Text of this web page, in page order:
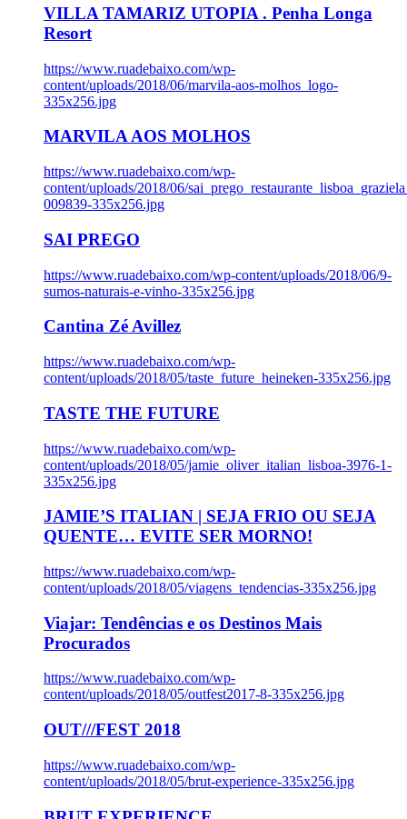
VILLA TAMARIZ UTOPIA . Penha Longa
Resort
https://www.ruadebaixo.com/wp-
content/uploads/2018/06/marvila-aos-molhos_logo-
335x256.jpg
MARVILA AOS MOLHOS
https://www.ruadebaixo.com/wp-
content/uploads/2018/06/
009839-335x256.jpg
SAI PREGO
https://www.ruadebaixo.com/wp-content/uploads/2018/06/9-
sumos-naturais-e-vinho-335x256.jpg
Cantina Zé Avillez
https://www.ruadebaixo.com/wp-
content/uploads/2018/05/taste_future_heineken-335x256.jpg
TASTE THE FUTURE
https://www.ruadebaixo.com/wp-
content/uploads/2018/05/jamie_oliver_italian_lisboa-3976-1-
335x256.jpg
JAMIE’S ITALIAN | SEJA FRIO OU SEJA
QUENTE… EVITE SER MORNO!
https://www.ruadebaixo.com/wp-
content/uploads/2018/05/viagens_tendencias-335x256.jpg
Viajar: Tendências e os Destinos Mais
Procurados
https://www.ruadebaixo.com/wp-
content/uploads/2018/05/outfest2017-8-335x256.jpg
OUT///FEST 2018
https://www.ruadebaixo.com/wp-
content/uploads/2018/05/brut-experience-335x256.jpg